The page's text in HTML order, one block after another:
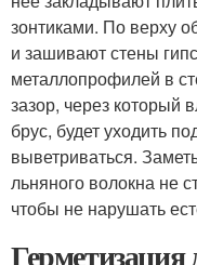
зонтиками. По верху
и зашивают стены
металлопрофилей в
зазор, через который
брус, будет уходить
выветриваться.
льняного волокна не
чтобы не нарушать